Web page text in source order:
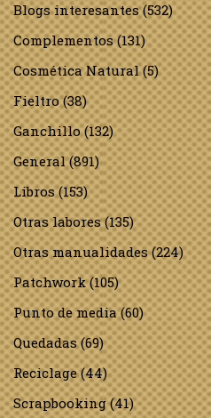
Blogs interesantes(532)
Complementos(131)
Cosmética Natural(5)
Fieltro(38)
Ganchillo(132)
General(891)
Libros(153)
Otras labores(135)
Otras manualidades(224)
Patchwork(105)
Punto de media(60)
Quedadas(69)
Reciclage(44)
Scrapbooking(41)